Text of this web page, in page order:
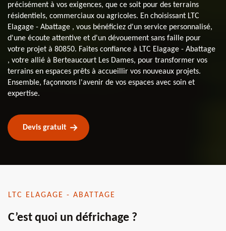
précisément à vos exigences, que ce soit pour des terrains
résidentiels, commerciaux ou agricoles. En choisissant LTC
Elagage - Abattage , vous bénéficiez d'un service personnalisé,
d'une écoute attentive et d'un dévouement sans faille pour
votre projet à 80850. Faites confiance à LTC Elagage - Abattage
, votre allié à Berteaucourt Les Dames, pour transformer vos
terrains en espaces prêts à accueillir vos nouveaux projets.
Ensemble, façonnons l'avenir de vos espaces avec soin et
expertise.
Devis gratuit
LTC ELAGAGE - ABATTAGE
C’est quoi un défrichage ?